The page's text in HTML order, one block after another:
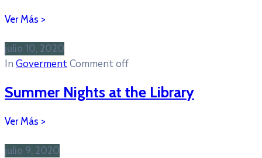
julio 10, 2020
In GovermentComment off
Summer Nights at the Library
julio 9, 2020